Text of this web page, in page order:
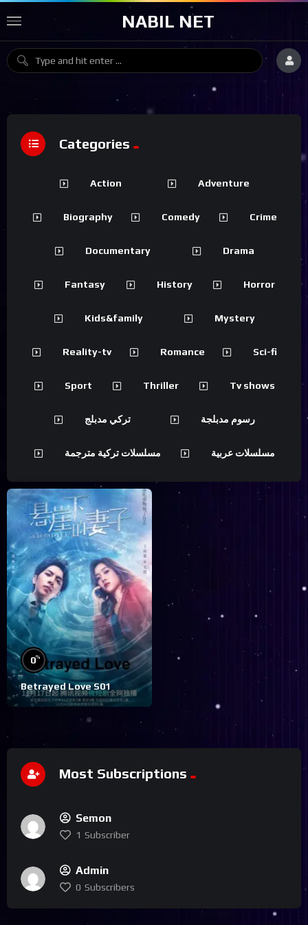
NABIL NET
0%
Betrayed Love S01
Categories
Action Adventure
Biography Comedy Crime
Documentary Drama
Fantasy History Horror
Kids&family Mystery
Reality-tv Romance Sci-fi
Sport Thriller Tv shows
تركي مدبلج رسوم مدبلجة
مسلسلات تركية مترجمة مسلسلات عربية
Most Subscriptions
Semon
1 Subscriber
Admin
0 Subscribers